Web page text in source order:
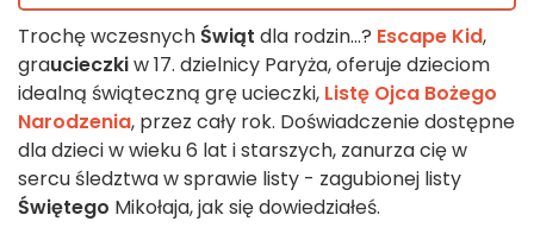
Trochę wczesnych Świąt dla rodzin...? Escape Kid,
graucieczkiw 17. dzielnicy Paryża, oferuje dzieciom
idealną świąteczną grę ucieczki, Listę Ojca Bożego
Narodzenia, przez cały rok. Doświadczenie dostępne
dla dzieci w wieku 6 lat i starszych, zanurza cię w
sercu śledztwa w sprawie listy - zagubionej listy
Świętego Mikołaja, jak się dowiedziałeś.